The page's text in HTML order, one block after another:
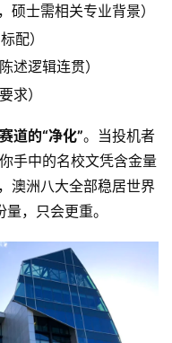
士需相关专业背景）
配）
述逻辑连贯）
求）
赛道的“净化”。当投机者
手中的名校文凭含金量
澳洲八大全部稳居世界
，只会更重。